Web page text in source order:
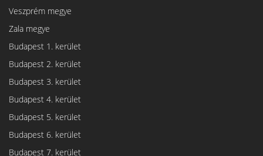
Veszprém megye
Zala megye
Budapest 1. kerület
Budapest 2. kerület
Budapest 3. kerület
Budapest 4. kerület
Budapest 5. kerület
Budapest 6. kerület
Budapest 7. kerület